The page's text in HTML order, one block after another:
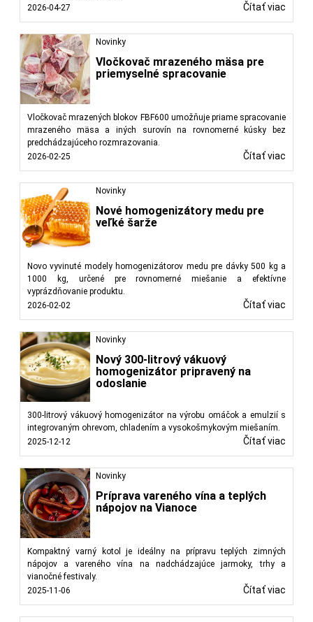
2026-04-27
Čítať viac
Novinky
Vločkovač mrazeného mäsa pre
priemyselné spracovanie
Vločkovač mrazených blokov FBF600 umožňuje priame spracovanie
mrazeného mäsa a iných surovín na rovnomerné kúsky bez
predchádzajúceho rozmrazovania.
2026-02-25
Čítať viac
Novinky
Nové homogenizátory medu pre
veľké šarže
Novo vyvinuté modely homogenizátorov medu pre dávky 500 kg a
1000 kg, určené pre rovnomerné miešanie a efektívne
vyprázdňovanie produktu.
2026-02-02
Čítať viac
Novinky
Nový 300-litrový vákuový
homogenizátor pripravený na
odoslanie
300-litrový vákuový homogenizátor na výrobu omáčok a emulzií s
integrovaným ohrevom, chladením a vysokošmykovým miešaním.
2025-12-12
Čítať viac
Novinky
Príprava vareného vína a teplých
nápojov na Vianoce
Kompaktný varný kotol je ideálny na prípravu teplých zimných
nápojov a vareného vína na nadchádzajúce jarmoky, trhy a
vianočné festivaly.
2025-11-06
Čítať viac